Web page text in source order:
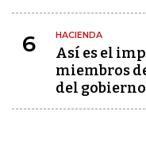
6 HACIENDA
Así es el
miembros
del gobierno